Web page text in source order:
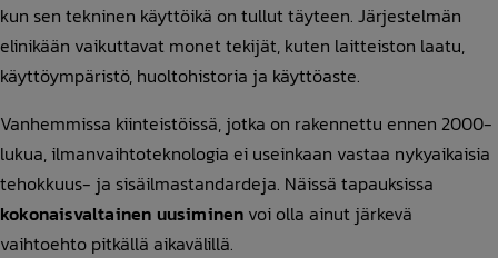
kun sen tekninen käyttöikä on tullut täyteen. Järjestelmän
elinikään vaikuttavat monet tekijät, kuten laitteiston laatu,
käyttöympäristö, huoltohistoria ja käyttöaste.
Vanhemmissa kiinteistöissä, jotka on rakennettu ennen 2000-
lukua, ilmanvaihtoteknologia ei useinkaan vastaa nykyaikaisia
tehokkuus- ja sisäilmastandardeja. Näissä tapauksissa
kokonaisvaltainen uusiminen voi olla ainut järkevä
vaihtoehto pitkällä aikavälillä.